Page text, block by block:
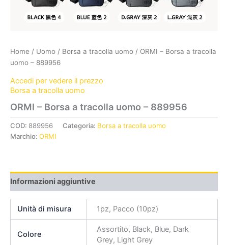
Home / Uomo / Borsa a tracolla uomo / ORMI – Borsa a tracolla
uomo – 889956
Accedi per vedere il prezzo
Borsa a tracolla uomo
ORMI – Borsa a tracolla uomo – 889956
COD: 889956 Categoria: Borsa a tracolla uomo
Marchio: ORMI
Informazioni aggiuntive
Unità di misura 1pz, Pacco (10pz)
Colore
Assortito, Black, Blue, Dark
Grey, Light Grey